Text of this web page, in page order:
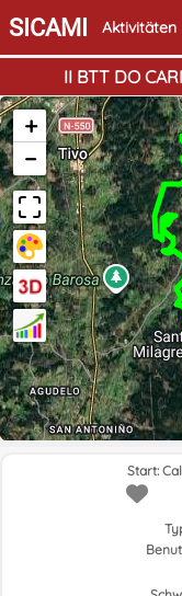
SICAMI Aktivitäten
II BTT DO
+
−
Start: